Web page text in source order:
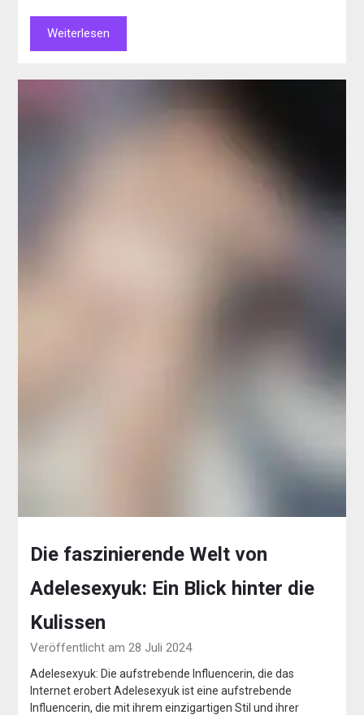
Weiterlesen
Die faszinierende Welt von
Adelesexyuk: Ein Blick hinter die
Kulissen
Veröffentlicht am 28 Juli 2024
Adelesexyuk: Die aufstrebende Influencerin, die das
Internet erobert Adelesexyuk ist eine aufstrebende
Influencerin, die mit ihrem einzigartigen Stil und ihrer